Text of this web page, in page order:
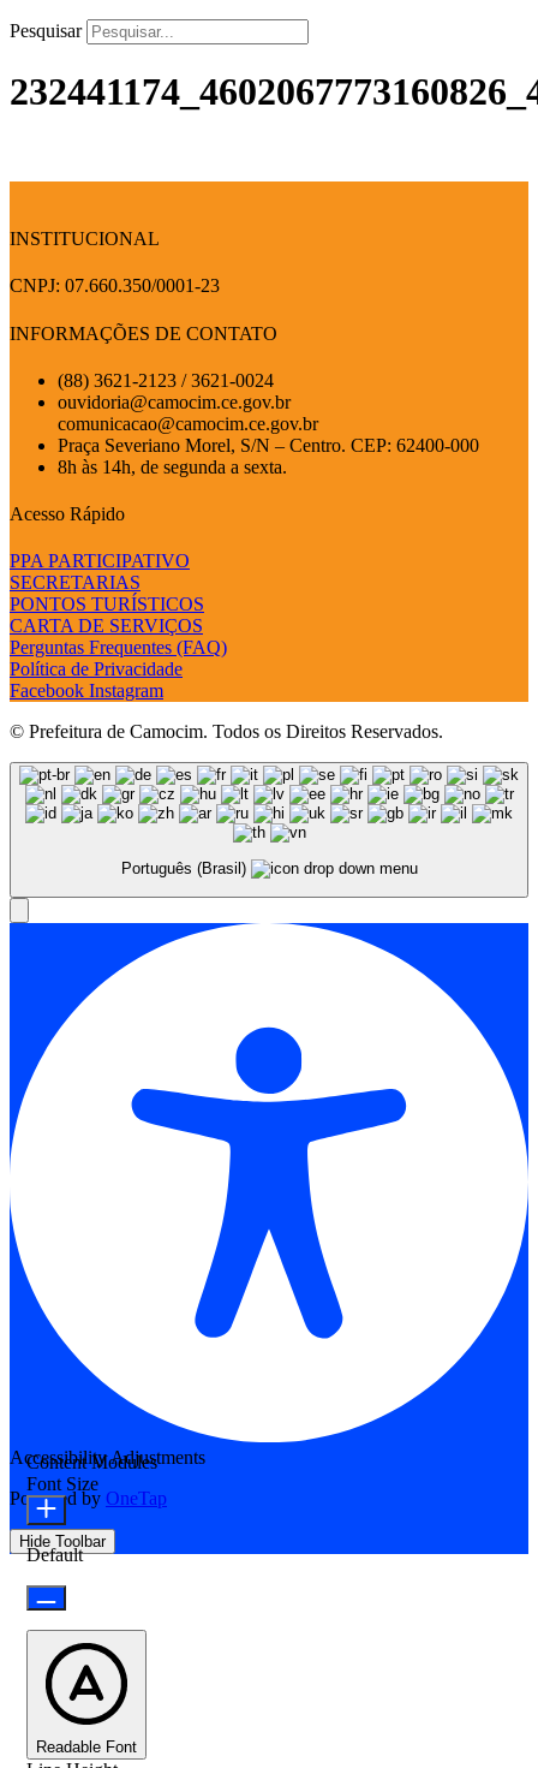
Pesquisar
INSTITUCIONAL
CNPJ: 07.660.350/0001-23
INFORMAÇÕES DE CONTATO
(88) 3621-2123 / 3621-0024
ouvidoria@camocim.ce.gov.br
comunicacao@camocim.ce.gov.br
Praça Severiano Morel, S/N – Centro. CEP: 62400-000
8h às 14h, de segunda a sexta.
Acesso Rápido
PPA PARTICIPATIVO
SECRETARIAS
PONTOS TURÍSTICOS
CARTA DE SERVIÇOS
Perguntas Frequentes (FAQ)
Política de Privacidade
Facebook Instagram
© Prefeitura de Camocim. Todos os Direitos Reservados.
Português (Brasil)
Accessibility Adjustments
Powered by OneTap
Hide Toolbar
Content Modules
Font Size
Default
Readable Font